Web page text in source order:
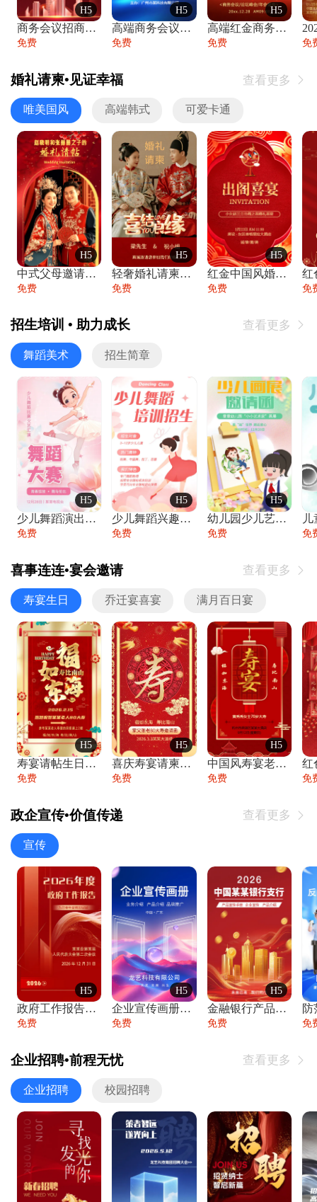
H5
商务会议招商展会科技峰会邀请函年会邀请
免费
H5
高端商务会议招商加盟展会峰会论坛邀请函
免费
H5
高端红金商务会议年会年终盛典答谢邀请函
免费 免
婚礼请柬•见证幸福 查看更多 
唯美国风 高端韩式 可爱卡通
H5
中式父母邀请函婚礼结婚请柬请贴父母邀请方
免费
H5
轻奢婚礼请柬婚礼邀请函结婚照请帖
免费
H5
红金中国风婚礼请柬出阁喜宴嫁女请帖出阁宴
免费 免
招生培训 • 助力成长 查看更多 
舞蹈美术 招生简章
H5
少儿舞蹈演出舞蹈比赛跳舞大赛文艺汇演活动
免费
H5
少儿舞蹈兴趣班艺术培训学校招生宣传
免费
H5
幼儿园少儿艺术展览绘画展摄影作品展美术展
免费 免
喜事连连•宴会邀请 查看更多 
寿宴生日 乔迁宴喜宴 满月百日宴
H5
寿宴请帖生日宴邀请函老人寿星生日快乐祝寿
免费
H5
喜庆寿宴请柬老人生日宴会邀请函请柬过大寿
免费
H5
中国风寿宴老人生日宴会邀请函寿宴请帖请柬
免费 免
政企宣传•价值传递 查看更多 
宣传
H5
政府工作报告政府年终工作总结
免费
H5
企业宣传画册公司简介产品介绍业务宣传手册
免费
H5
金融银行产品宣传手册企业宣传产品介绍
免费
防
免
企业招聘•前程无忧 查看更多 
企业招聘 校园招聘